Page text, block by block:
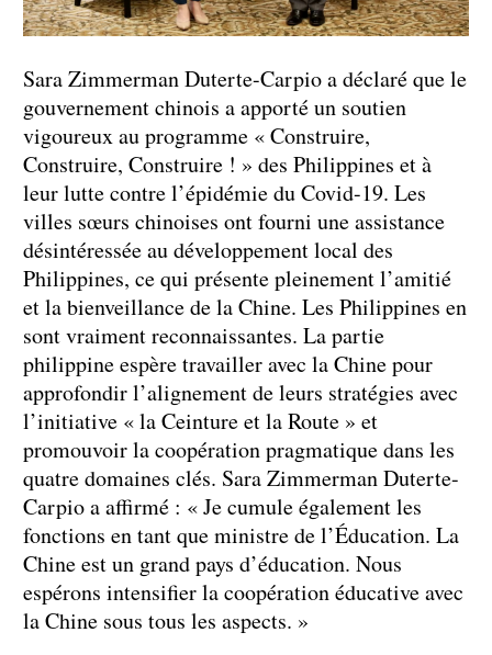
Sara Zimmerman Duterte-Carpio a déclaré que le
gouvernement chinois a apporté un soutien
vigoureux au programme « Construire,
Construire, Construire ! » des Philippines et à
leur lutte contre l’épidémie du Covid-19. Les
villes sœurs chinoises ont fourni une assistance
désintéressée au développement local des
Philippines, ce qui présente pleinement l’amitié
et la bienveillance de la Chine. Les Philippines en
sont vraiment reconnaissantes. La partie
philippine espère travailler avec la Chine pour
approfondir l’alignement de leurs stratégies avec
l’initiative « la Ceinture et la Route » et
promouvoir la coopération pragmatique dans les
quatre domaines clés. Sara Zimmerman Duterte-
Carpio a affirmé : « Je cumule également les
fonctions en tant que ministre de l’Éducation. La
Chine est un grand pays d’éducation. Nous
espérons intensifier la coopération éducative avec
la Chine sous tous les aspects. »